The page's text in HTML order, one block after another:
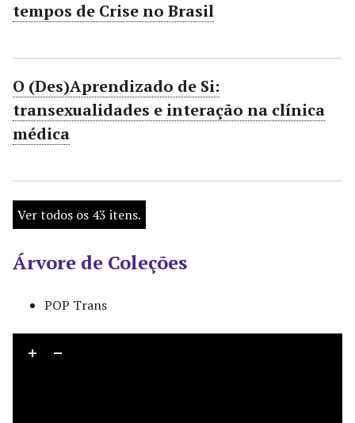
tempos de Crise no Brasil
O (Des)Aprendizado de Si:
transexualidades e interação na clínica
médica
Ver todos os 43 itens.
Árvore de Coleções
POP Trans